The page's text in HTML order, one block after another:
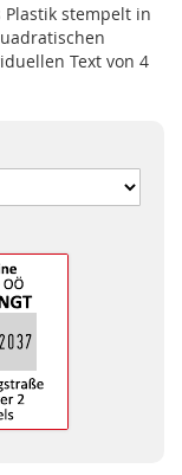
stempelt in
Text von 4